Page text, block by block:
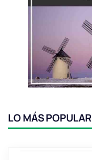
LO MÁS POPULAR